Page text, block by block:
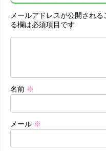
メールアドレスが公開される
る欄は必須項目です
名前 ※
メール ※